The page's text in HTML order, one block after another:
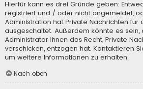
Hierfür kann es drei Gründe geben:
registriert und / oder nicht angemeldet,
Administration hat Private Nachrichten für
ausgeschaltet. Außerdem könnte es sein,
Administrator Ihnen das Recht, Private
verschicken, entzogen hat. Kontaktieren
um weitere Informationen zu erhalten.
Nach oben